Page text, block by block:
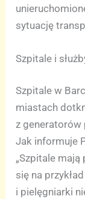
sytuację
Szpitale i
Szpitale w
miastach
z generatorów
Jak informuje
„Szpitale
się na
i pielęgniarki